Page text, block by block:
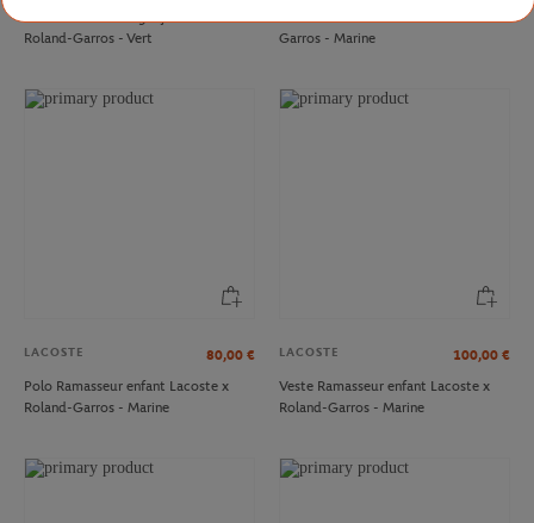
Roland-Garros - Vert
Garros - Marine
LACOSTE 80,00 €
Polo Ramasseur enfant Lacoste x
Roland-Garros - Marine
LACOSTE 100,00 €
Veste Ramasseur enfant Lacoste x
Roland-Garros - Marine